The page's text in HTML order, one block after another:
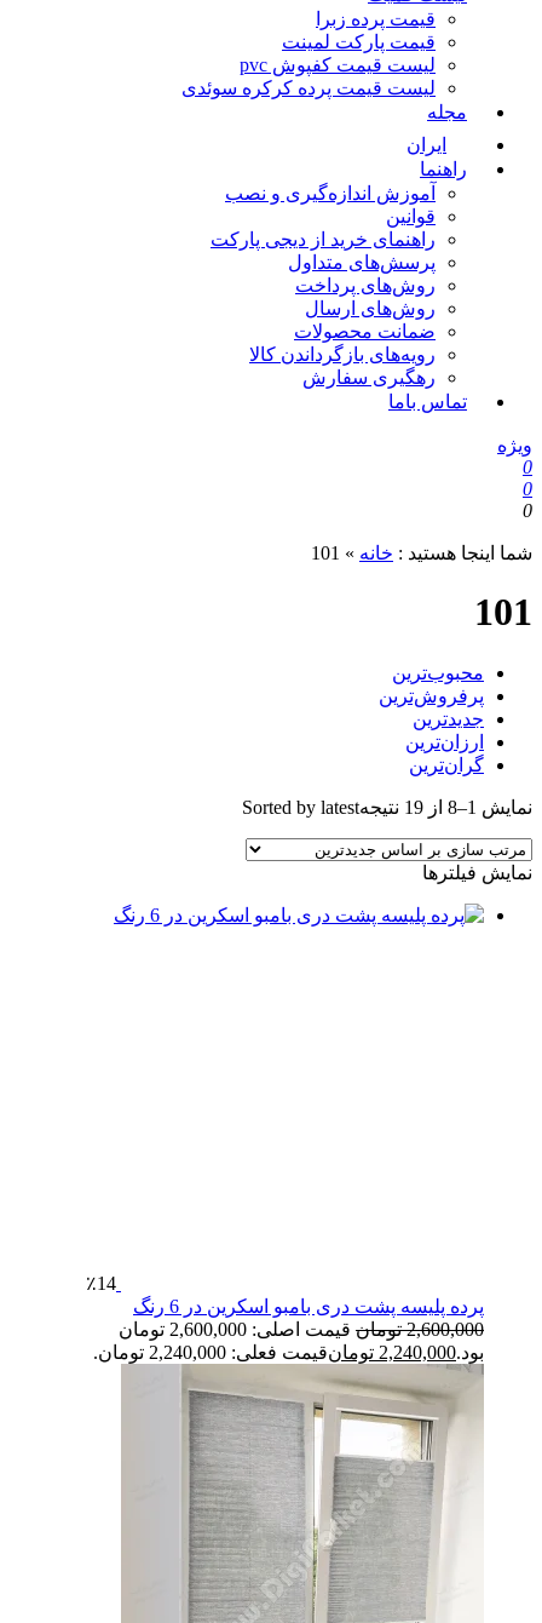
قیمت پرده زبرا
قیمت پارکت لمینت
لیست قیمت کفپوش pvc
لیست قیمت پرده کرکره سوئدی
مجله
ایران
راهنما
آموزش اندازه‌گیری و نصب
قوانین
راهنمای خرید از دیجی پارکت
پرسش‌های متداول
روش‌های پرداخت
روش‌های ارسال
ضمانت محصولات
رویه‌های بازگرداندن کالا
رهگیری سفارش
تماس باما
اینجا هستید : خانه»
101
محبوب‌ترین
پرفروش‌ترین
جدیدترین
ارزان‌ترین
گران‌ترین
1–8 از 19 نتیجه Sorted by latest
فیلترها
٪14
پرده پلیسه پشت دری بامبو اسکرین در 6 رنگ
2,600,000 تومان
قیمت اصلی: 2,600,000 تومان
بود.2,240,000 تومانقیمت فعلی: 2,240,000 تومان.